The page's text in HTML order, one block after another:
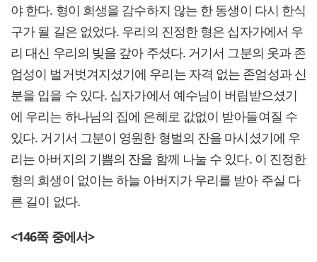
야 한다. 형이 희생을 감수하지 않는 한 동생이 다시 한식
구가 될 길은 없었다. 우리의 진정한 형은 십자가에서 우
리 대신 우리의 빚을 갚아 주셨다. 거기서 그분의 옷과 존
엄성이 벌거벗겨지셨기에 우리는 자격 없는 존엄성과 신
분을 입을 수 있다. 십자가에서 예수님이 버림받으셨기
에 우리는 하나님의 집에 은혜로 값없이 받아들여질 수
있다. 거기서 그분이 영원한 형벌의 잔을 마시셨기에 우
리는 아버지의 기쁨의 잔을 함께 나눌 수 있다. 이 진정한
형의 희생이 없이는 하늘 아버지가 우리를 받아 주실 다
른 길이 없다.
<146쪽 중에서>